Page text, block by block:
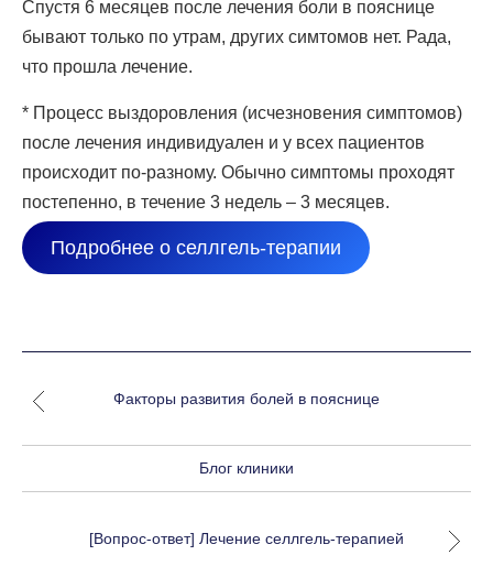
Спустя 6 месяцев после лечения боли в пояснице
бывают только по утрам, других симтомов нет. Рада,
что прошла лечение.
* Процесс выздоровления (исчезновения симптомов)
после лечения индивидуален и у всех пациентов
происходит по-разному. Обычно симптомы проходят
постепенно, в течение 3 недель – 3 месяцев.
Подробнее о селлгель-терапии
Факторы развития болей в пояснице
Блог клиники
[Вопрос-ответ] Лечение селлгель-терапией